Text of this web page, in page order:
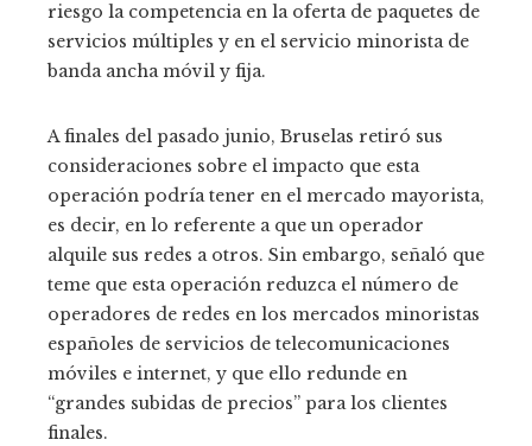
riesgo la competencia en la oferta de paquetes de
servicios múltiples y en el servicio minorista de
banda ancha móvil y fija.
A finales del pasado junio, Bruselas retiró sus
consideraciones sobre el impacto que esta
operación podría tener en el mercado mayorista,
es decir, en lo referente a que un operador
alquile sus redes a otros. Sin embargo, señaló que
teme que esta operación reduzca el número de
operadores de redes en los mercados minoristas
españoles de servicios de telecomunicaciones
móviles e internet, y que ello redunde en
“grandes subidas de precios” para los clientes
finales.